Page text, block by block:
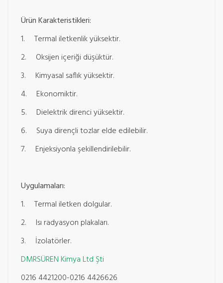
Ürün Karakteristikleri:
1. Termal iletkenlik yüksektir.
2. Oksijen içeriği düşüktür.
3. Kimyasal saflık yüksektir.
4. Ekonomiktir.
5. Dielektrik direnci yüksektir.
6. Suya dirençli tozlar elde edilebilir.
7. Enjeksiyonla şekillendirilebilir.
Uygulamaları:
1. Termal iletken dolgular.
2. Isı radyasyon plakaları.
3. İzolatörler.
DMRSÜREN Kimya Ltd Şti
0216 4421200-0216 4426626